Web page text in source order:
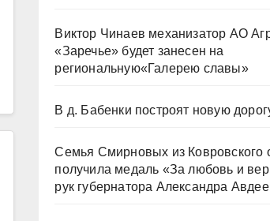
Виктор Чинаев механизатор АО
«Заречье» будет занесен на
региональную«Галерею славы»
В д. Бабенки построят новую
Семья Смирновых из Ковровского
получила медаль «За любовь и
рук губернатора Александра